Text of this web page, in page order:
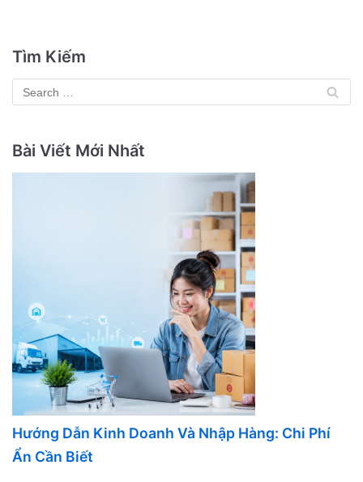
Tìm Kiếm
Bài Viết Mới Nhất
Hướng Dẫn Kinh Doanh Và Nhập Hàng: Chi Phí
Ẩn Cần Biết